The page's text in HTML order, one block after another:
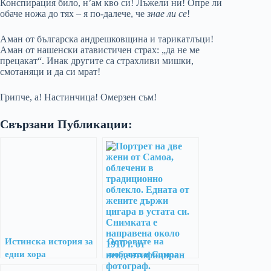
Конспирация било, н’ам кво си! Лъжели ни! Опре ли
обаче ножа до тях – я по-далече, че знае ли се!
Аман от българска андрешковщина и тарикатлъци!
Аман от нашенски атавистичен страх: „да не ме
прецакат“. Инак другите са страхливи мишки,
смотаняци и да си мрат!
Грипче, а! Настинчица! Омерзен съм!
Свързани Публикации:
Истинска история за
едни хора
Островите на
любовта в Самоа